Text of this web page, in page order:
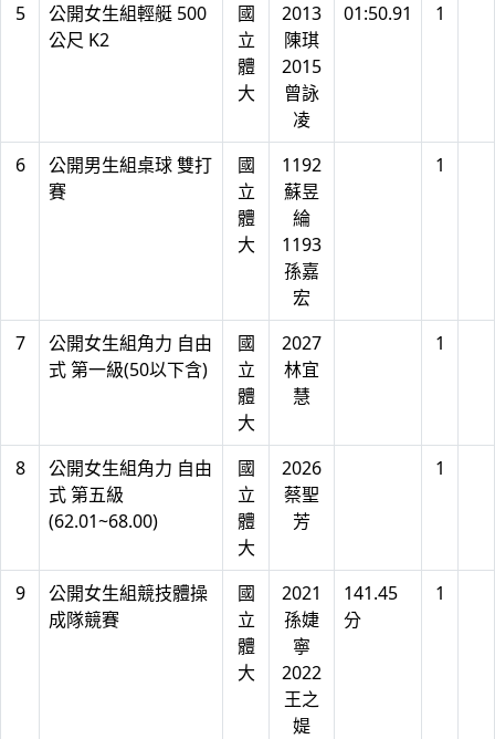
5
公開女生組輕艇 500
公尺 K2
國
立
體
大
2013
陳琪
2015
曾詠
凌
01:50.91 1
6
公開男生組桌球 雙打
賽
國
立
體
大
1192
蘇昱
綸
1193
孫嘉
宏
1
7
公開女生組角力 自由
式 第一級(50以下含)
國
立
體
大
2027
林宜
慧
1
8
公開女生組角力 自由
式 第五級
(62.01~68.00)
國
立
體
大
2026
蔡聖
芳
1
9
公開女生組競技體操
成隊競賽
國
立
體
大
2021
孫婕
寧
2022
王之
媞
141.45
分
1